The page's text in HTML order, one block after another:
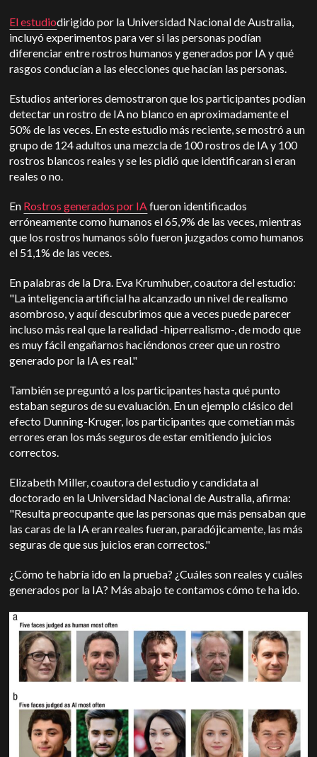
El estudiodirigido por la Universidad Nacional de Australia,
incluyó experimentos para ver si las personas podían
diferenciar entre rostros humanos y generados por IA y qué
rasgos conducían a las elecciones que hacían las personas.
Estudios anteriores demostraron que los participantes podían
detectar un rostro de IA no blanco en aproximadamente el
50% de las veces. En este estudio más reciente, se mostró a un
grupo de 124 adultos una mezcla de 100 rostros de IA y 100
rostros blancos reales y se les pidió que identificaran si eran
reales o no.
En Rostros generados por IAfueron identificados
erróneamente como humanos el 65,9% de las veces, mientras
que los rostros humanos sólo fueron juzgados como humanos
el 51,1% de las veces.
En palabras de la Dra. Eva Krumhuber, coautora del estudio:
"La inteligencia artificial ha alcanzado un nivel de realismo
asombroso, y aquí descubrimos que a veces puede parecer
incluso más real que la realidad -hiperrealismo-, de modo que
es muy fácil engañarnos haciéndonos creer que un rostro
generado por la IA es real."
También se preguntó a los participantes hasta qué punto
estaban seguros de su evaluación. En un ejemplo clásico del
efecto Dunning-Kruger, los participantes que cometían más
errores eran los más seguros de estar emitiendo juicios
correctos.
Elizabeth Miller, coautora del estudio y candidata al
doctorado en la Universidad Nacional de Australia, afirma:
"Resulta preocupante que las personas que más pensaban que
las caras de la IA eran reales fueran, paradójicamente, las más
seguras de que sus juicios eran correctos."
¿Cómo te habría ido en la prueba? ¿Cuáles son reales y cuáles
generados por la IA? Más abajo te contamos cómo te ha ido.